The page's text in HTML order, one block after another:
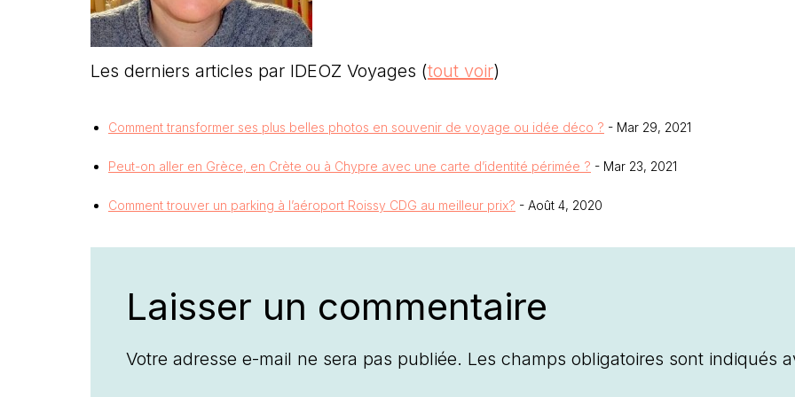
Les derniers articles par IDEOZ Voyages (tout voir)
Comment transformer ses plus belles photos en souvenir de voyage ou idée déco ? - Mar 29, 2021
Peut-on aller en Grèce, en Crète ou à Chypre avec une carte d’identité périmée ? - Mar 23, 2021
Comment trouver un parking à l’aéroport Roissy CDG au meilleur prix? - Août 4, 2020
Laisser un commentaire
Votre adresse e-mail ne sera pas publiée. Les champs obligatoires sont indiqués